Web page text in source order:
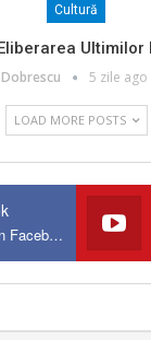
Cultură
5 zile ago
LOAD MORE POSTS
Join us on Facebook